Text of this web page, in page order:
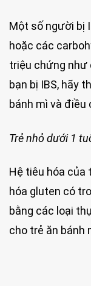
Một số người bị
hoặc các
triệu chứng như
bạn bị IBS, hãy
bánh mì và
Trẻ nhỏ dưới 1
Hệ tiêu hóa của
hóa gluten có
bằng các loại
cho trẻ ăn bánh